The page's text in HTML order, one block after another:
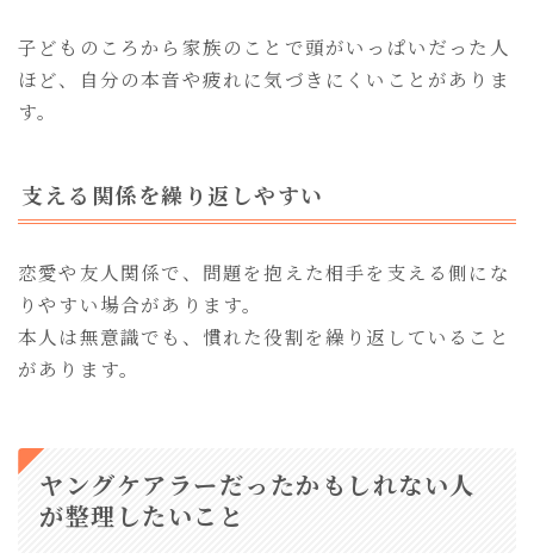
子どものころから家族のことで頭がいっぱいだった人
ほど、自分の本音や疲れに気づきにくいことがありま
す。
支える関係を繰り返しやすい
恋愛や友人関係で、問題を抱えた相手を支える側にな
りやすい場合があります。
本人は無意識でも、慣れた役割を繰り返していること
があります。
ヤングケアラーだったかもしれない人
が整理したいこと